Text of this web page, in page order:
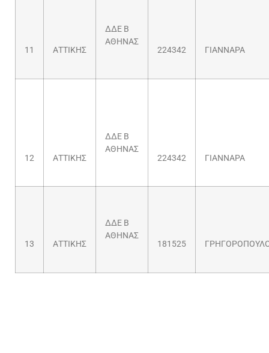
11 ΑΤΤΙΚΗΣ
ΔΔΕ Β
ΑΘΗΝΑΣ
224342
ΓΙΑΝΝΑΡΑ
12 ΑΤΤΙΚΗΣ
ΔΔΕ Β
ΑΘΗΝΑΣ
224342
ΓΙΑΝΝΑΡΑ
13 ΑΤΤΙΚΗΣ
ΔΔΕ Β
ΑΘΗΝΑΣ
181525